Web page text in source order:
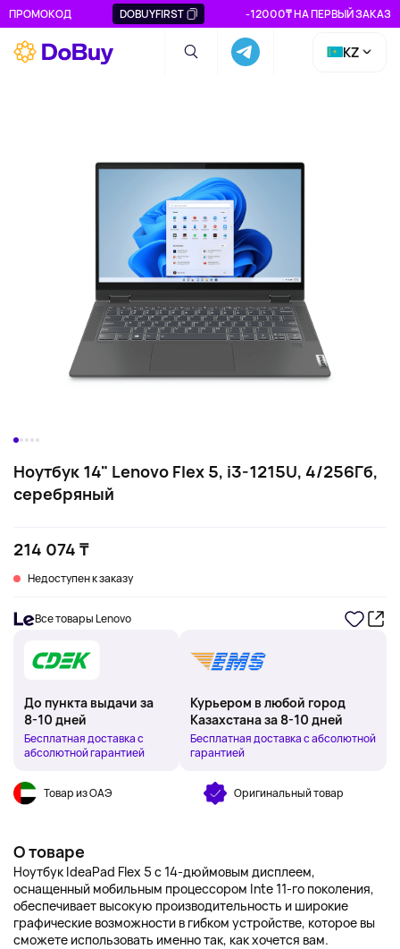
ПРОМОКОД DOBUYFIRST -12000₸ НА ПЕРВЫЙ ЗАКАЗ
KZ
Ноутбук 14" Lenovo Flex 5, i3-1215U, 4/256Гб,
серебряный
214 074 ₸
Недоступен к заказу
Все товары Lenovo
До пункта выдачи за
8-10 дней
Бесплатная доставка с
абсолютной гарантией
Курьером в любой город
Казахстана за 8-10 дней
Бесплатная доставка с абсолютной
гарантией
Товар из ОАЭ Оригинальный товар
О товаре
Ноутбук IdeaPad Flex 5 с 14-дюймовым дисплеем,
оснащенный мобильным процессором Inte 11-го поколения,
обеспечивает высокую производительность и широкие
графические возможности в гибком устройстве, которое вы
сможете использовать именно так, как хочется вам.